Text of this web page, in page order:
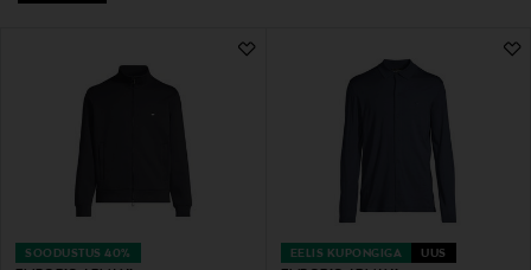
SOODUSTUS 40% EELIS KUPONGIGA UUS